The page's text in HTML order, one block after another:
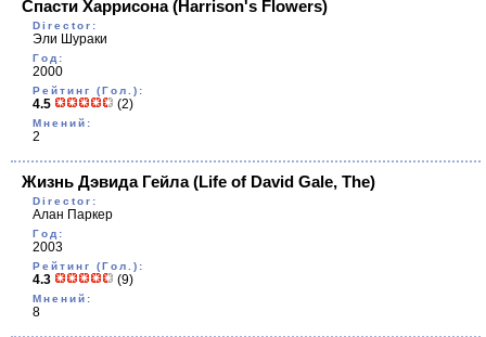
Спасти Харрисона(Harrison's Flowers)
Director:
Эли Шураки
Год:
2000
Рейтинг (Гол.):
4.5 (2)
Мнений:
2
Жизнь Дэвида Гейла(Life of David Gale, The)
Director:
Алан Паркер
Год:
2003
Рейтинг (Гол.):
4.3 (9)
Мнений:
8